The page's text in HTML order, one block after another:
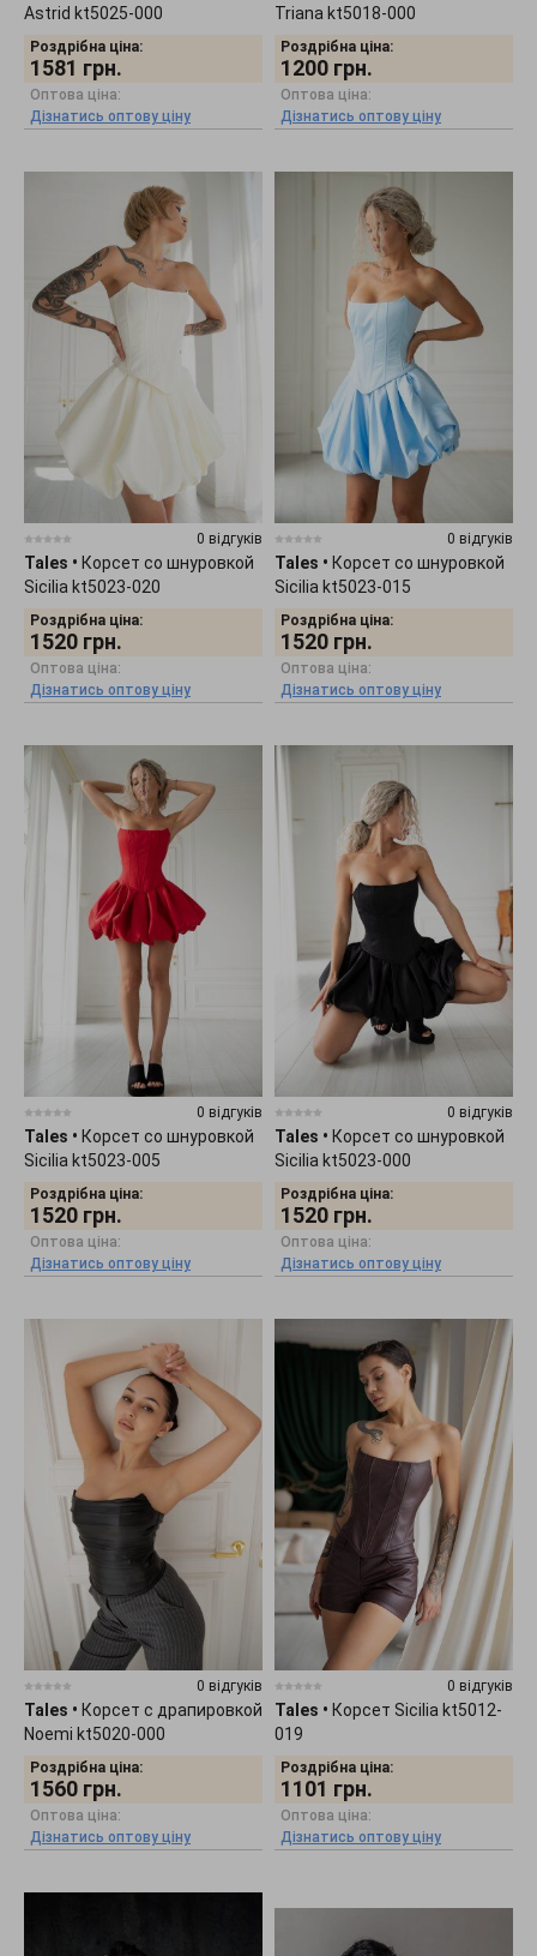
Astrid kt5025-000
Роздрібна ціна:
1581 грн.
Оптова ціна:
Дізнатись оптову ціну
Triana kt5018-000
Роздрібна ціна:
1200 грн.
Оптова ціна:
Дізнатись оптову ціну
0 відгуків
Tales • Корсет со шнуровкой
Sicilia kt5023-020
Роздрібна ціна:
1520 грн.
Оптова ціна:
Дізнатись оптову ціну
0 відгуків
Tales • Корсет со шнуровкой
Sicilia kt5023-015
Роздрібна ціна:
1520 грн.
Оптова ціна:
Дізнатись оптову ціну
0 відгуків
Tales • Корсет со шнуровкой
Sicilia kt5023-005
Роздрібна ціна:
1520 грн.
Оптова ціна:
Дізнатись оптову ціну
0 відгуків
Tales • Корсет со шнуровкой
Sicilia kt5023-000
Роздрібна ціна:
1520 грн.
Оптова ціна:
Дізнатись оптову ціну
0 відгуків
Tales • Корсет с драпировкой
Noemi kt5020-000
Роздрібна ціна:
1560 грн.
Оптова ціна:
Дізнатись оптову ціну
0 відгуків
Tales • Корсет Sicilia kt5012-
019
Роздрібна ціна:
1101 грн.
Оптова ціна:
Дізнатись оптову ціну